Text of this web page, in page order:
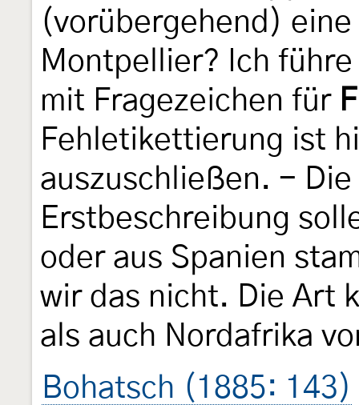
(vorübergehend)
Montpellier? Ich
mit Fragezeichen für
Fehletikettierung ist
auszuschließen. -
Erstbeschreibung
oder aus Spanien
wir das nicht. Die Art
als auch Nordafrika
Bohatsch (1885: 143)